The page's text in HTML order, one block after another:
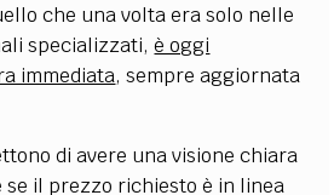
che una volta era solo nelle
specializzati,è oggi
immediata, sempre aggiornata
di avere una visione chiara
il prezzo richiesto è in linea